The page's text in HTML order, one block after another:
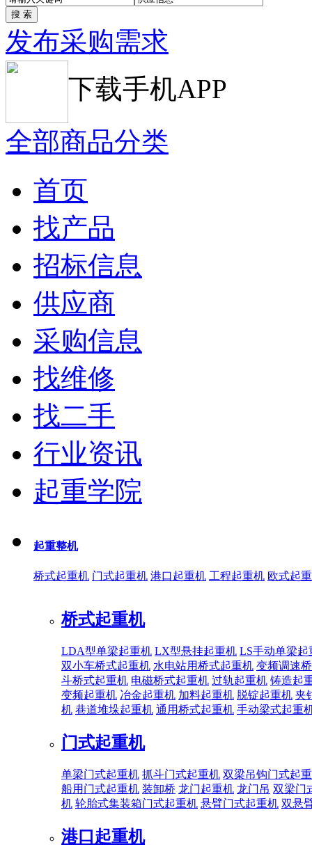
发布采购需求
下载手机APP
全部商品分类
首页
找产品
招标信息
供应商
采购信息
找维修
找二手
行业资讯
起重学院
起重整机
桥式起重机 门式起重机 港口起重机 工程起重机 欧式起
桥式起重机
LDA型单梁起重机 LX型悬挂起重机 LS手动单梁起
双小车桥式起重机 水电站用桥式起重机 变频调速
斗桥式起重机 电磁桥式起重机 过轨起重机 铸造起
变频起重机 冶金起重机 加料起重机 脱锭起重机 夹
机 巷道堆垛起重机 通用桥式起重机 手动梁式起重
门式起重机
单梁门式起重机 抓斗门式起重机 双梁吊钩门式起
船用门式起重机 装卸桥 龙门起重机 龙门吊 双梁门
机 轮胎式集装箱门式起重机 悬臂门式起重机 双悬
港口起重机